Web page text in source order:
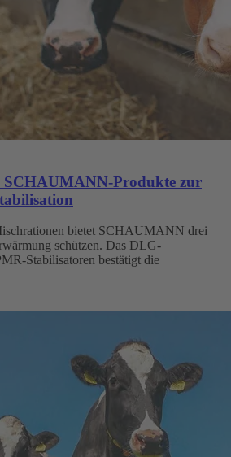
Produkte zur
bietet SCHAUMANN drei
schützen. Das DLG-
Stabilisatoren bestätigt die